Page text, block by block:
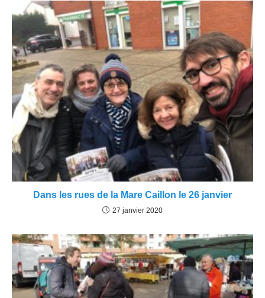
Dans les rues de la Mare Caillon le 26 janvier
27 janvier 2020